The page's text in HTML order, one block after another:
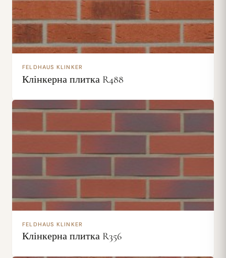
FELDHAUS KLINKER
Клінкерна плитка R488
FELDHAUS KLINKER
Клінкерна плитка R356